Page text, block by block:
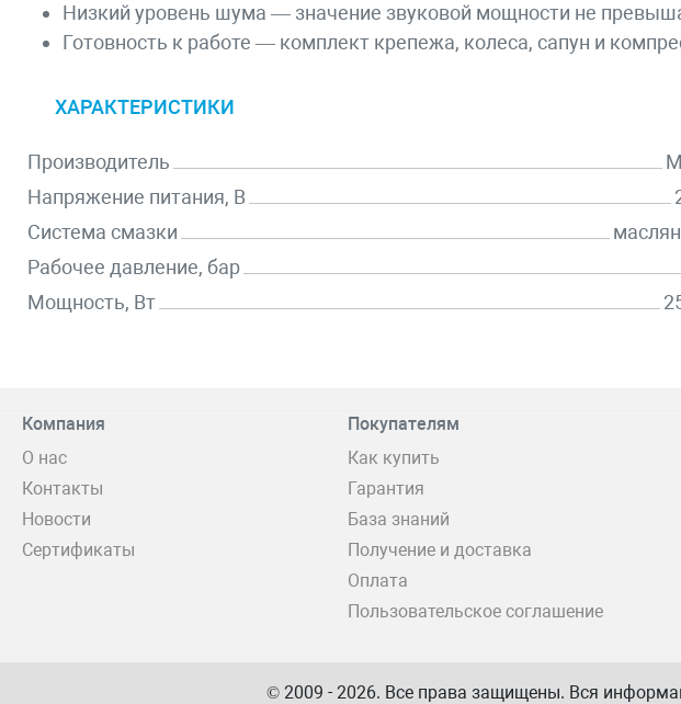
Низкий уровень шума — значение звуковой мощности не
Готовность к работе — комплект крепежа, колеса, сапун и
ХАРАКТЕРИСТИКИ
Производитель
Напряжение питания, В
Система смазки
Рабочее давление, бар
Мощность, Вт
Компания
О нас
Контакты
Новости
Сертификаты
Покупателям
Как купить
Гарантия
База знаний
Получение и доставка
Оплата
Пользовательское соглашение
© 2009 - 2026. Все права защищены. Вся